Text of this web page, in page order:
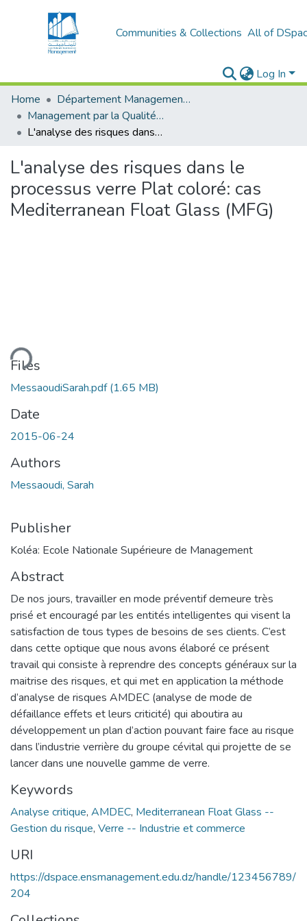
Communities & Collections All of
Log In
Home
Département Management Des Organisations
Management par la Qualité (MPQ)
L'analyse des risques dans le processus verre Plat coloré: cas Mediterranean Float Glass (MFG)
L'analyse des risques dans le
processus verre Plat coloré: cas
Mediterranean Float Glass (MFG)
Files
MessaoudiSarah.pdf(1.65 MB)
Date
2015-06-24
Authors
Messaoudi, Sarah
Publisher
Koléa: Ecole Nationale Supérieure de Management
Abstract
De nos jours, travailler en mode préventif demeure très
prisé et encouragé par les entités intelligentes qui visent la
satisfaction de tous types de besoins de ses clients. C’est
dans cette optique que nous avons élaboré ce présent
travail qui consiste à reprendre des concepts généraux sur la
maitrise des risques, et qui met en application la méthode
d’analyse de risques AMDEC (analyse de mode de
défaillance effets et leurs criticité) qui aboutira au
développement un plan d’action pouvant faire face au risque
dans l’industrie verrière du groupe cévital qui projette de se
lancer dans une nouvelle gamme de verre.
Keywords
Analyse critique, AMDEC, Mediterranean Float Glass --
Gestion du risque, Verre -- Industrie et commerce
URI
https://dspace.ensmanagement.edu.dz/handle/123456789/
204